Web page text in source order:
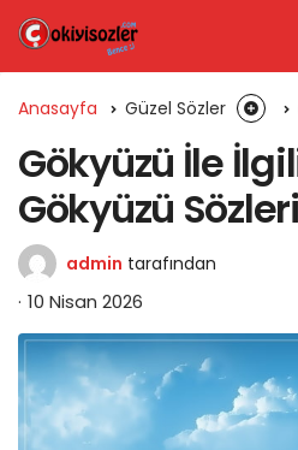
Anasayfa Güzel Sözler
Gökyüzü İle
Gökyüzü Sözleri
admin tarafından
10 Nisan 2026